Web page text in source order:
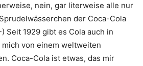
nein, gar literweise alle nur
der Coca-Cola
Seit 1929 gibt es Cola auch in
von einem weltweiten
Coca-Cola ist etwas, das mir